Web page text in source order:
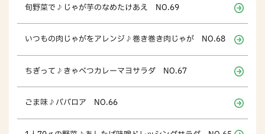
旬野菜で♪じゃが芋のなめたけあえ NO.69
いつもの肉じゃがをアレンジ♪巻き巻き肉じゃが NO.68
ちぎって♪きゃべつカレーマヨサラダ NO.67
ごま味♪ババロア NO.66